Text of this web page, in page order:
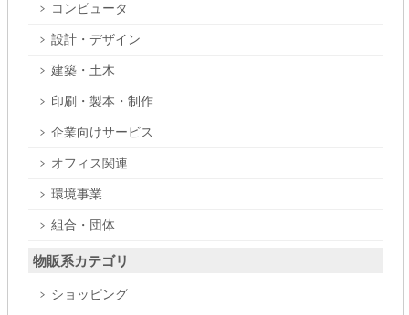
コンピュータ
設計・デザイン
建築・土木
印刷・製本・制作
企業向けサービス
オフィス関連
環境事業
組合・団体
物販系カテゴリ
ショッピング